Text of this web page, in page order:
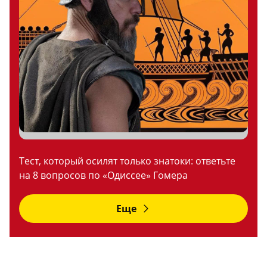
Тест, который осилят только знатоки: ответьте
на 8 вопросов по «Одиссее» Гомера
Еще